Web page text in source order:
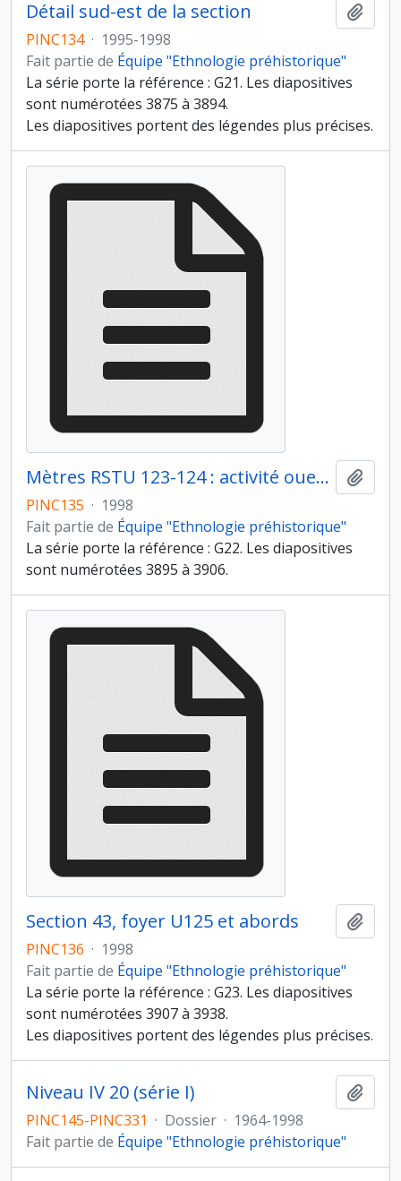
Détail sud-est de la section
PINC134 · 1995-1998
Fait partie de Équipe "Ethnologie préhistorique"
La série porte la référence : G21. Les diapositives
sont numérotées 3875 à 3894.
Les diapositives portent des légendes plus précises.
Mètres RSTU 123-124 : activité ouest du foyer
PINC135 · 1998
Fait partie de Équipe "Ethnologie préhistorique"
La série porte la référence : G22. Les diapositives
sont numérotées 3895 à 3906.
Section 43, foyer U125 et abords
PINC136 · 1998
Fait partie de Équipe "Ethnologie préhistorique"
La série porte la référence : G23. Les diapositives
sont numérotées 3907 à 3938.
Les diapositives portent des légendes plus précises.
Niveau IV 20 (série I)
PINC145-PINC331 · Dossier · 1964-1998
Fait partie de Équipe "Ethnologie préhistorique"